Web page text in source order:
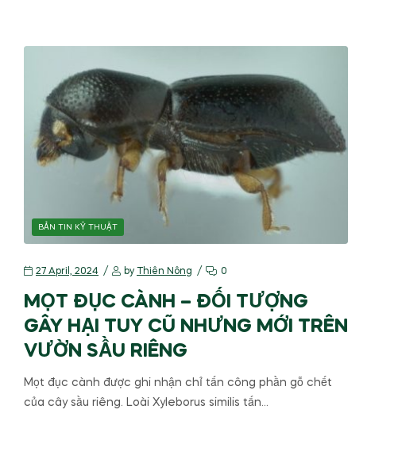
BẢN TIN KỸ THUẬT
27 April, 2024 by Thiên Nông 0
MỌT ĐỤC CÀNH – ĐỐI TƯỢNG
GÂY HẠI TUY CŨ NHƯNG MỚI TRÊN
VƯỜN SẦU RIÊNG
Mọt đục cành được ghi nhận chỉ tấn công phần gỗ chết
của cây sầu riêng. Loài Xyleborus similis tấn…